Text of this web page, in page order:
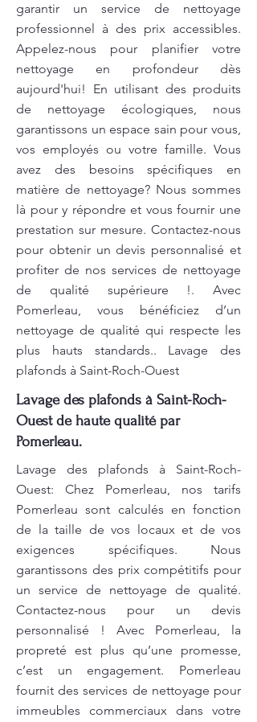
garantir un service de nettoyage
professionnel à des prix accessibles.
Appelez-nous pour planifier votre
nettoyage en profondeur dès
aujourd'hui! En utilisant des produits
de nettoyage écologiques, nous
garantissons un espace sain pour vous,
vos employés ou votre famille. Vous
avez des besoins spécifiques en
matière de nettoyage? Nous sommes
là pour y répondre et vous fournir une
prestation sur mesure. Contactez-nous
pour obtenir un devis personnalisé et
profiter de nos services de nettoyage
de qualité supérieure !. Avec
Pomerleau, vous bénéficiez d’un
nettoyage de qualité qui respecte les
plus hauts standards.. Lavage des
plafonds à Saint-Roch-Ouest
Lavage des plafonds à Saint-Roch-
Ouest de haute qualité par
Pomerleau.
Lavage des plafonds à Saint-Roch-
Ouest: Chez Pomerleau, nos tarifs
Pomerleau sont calculés en fonction
de la taille de vos locaux et de vos
exigences spécifiques. Nous
garantissons des prix compétitifs pour
un service de nettoyage de qualité.
Contactez-nous pour un devis
personnalisé ! Avec Pomerleau, la
propreté est plus qu’une promesse,
c’est un engagement. Pomerleau
fournit des services de nettoyage pour
immeubles commerciaux dans votre